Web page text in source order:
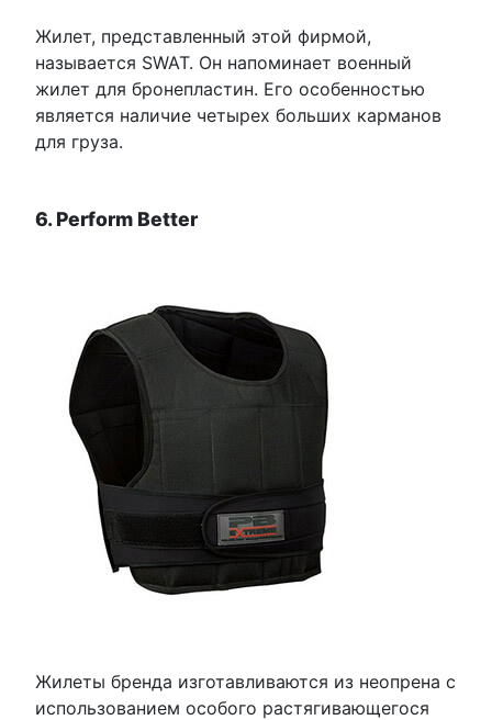
Жилет, представленный этой фирмой,
называется SWAT. Он напоминает военный
жилет для бронепластин. Его особенностью
является наличие четырех больших карманов
для груза.
6. Perform Better
Жилеты бренда изготавливаются из неопрена с
использованием особого растягивающегося